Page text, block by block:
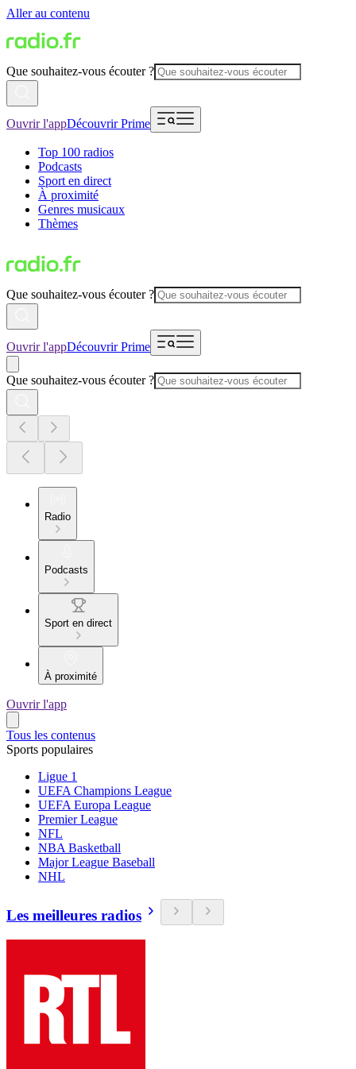
Aller au contenu
Que souhaitez-vous écouter ?
Ouvrir l'appDécouvrir Prime
Top 100 radios
Podcasts
Sport en direct
À proximité
Genres musicaux
Thèmes
Que souhaitez-vous écouter ?
Ouvrir l'appDécouvrir Prime
Que souhaitez-vous écouter ?
Radio
Podcasts
Sport en direct
À proximité
Ouvrir l'app
Tous les contenus
Sports populaires
Ligue 1
UEFA Champions League
UEFA Europa League
Premier League
NFL
NBA Basketball
Major League Baseball
NHL
Les meilleures radios